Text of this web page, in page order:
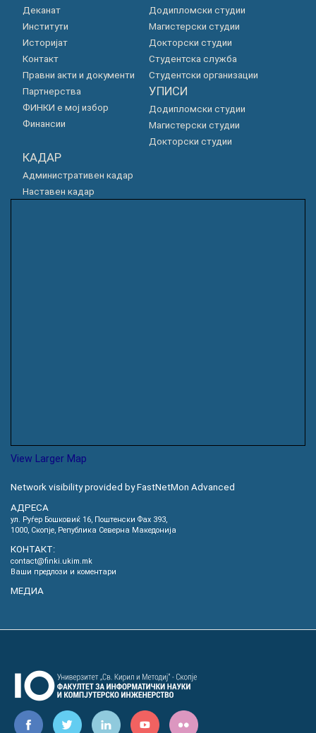
Деканат
Институти
Историјат
Контакт
Правни акти и документи
Партнерства
ФИНКИ е мој избор
Финансии
Додипломски студии
Магистерски студии
Докторски студии
Студентска служба
Студентски организации
УПИСИ
Додипломски студии
Магистерски студии
Докторски студии
КАДАР
Административен кадар
Наставен кадар
View Larger Map
Network visibility provided by FastNetMon Advanced
АДРЕСА
ул. Руѓер Бошковиќ 16, Пoштенски Фах 393,
1000, Скопје, Република Северна Македонија
КОНТАКТ:
contact@finki.ukim.mk
Ваши предлози и коментари
МЕДИА